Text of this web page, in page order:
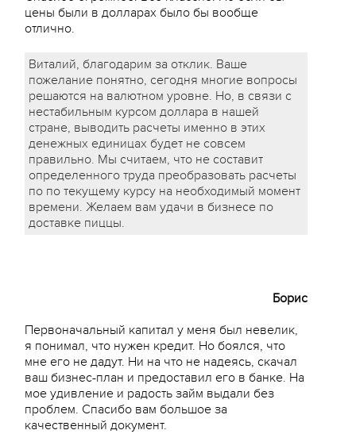
цены были в долларах было бы вообще
отлично.
Виталий, благодарим за отклик. Ваше
пожелание понятно, сегодня многие вопросы
решаются на валютном уровне. Но, в связи с
нестабильным курсом доллара в нашей
стране, выводить расчеты именно в этих
денежных единицах будет не совсем
правильно. Мы считаем, что не составит
определенного труда преобразовать расчеты
по по текущему курсу на необходимый момент
времени. Желаем вам удачи в бизнесе по
доставке пиццы.
Борис
Первоначальный капитал у меня был невелик,
я понимал, что нужен кредит. Но боялся, что
мне его не дадут. Ни на что не надеясь, скачал
ваш бизнес-план и предоставил его в банке. На
мое удивление и радость займ выдали без
проблем. Спасибо вам большое за
качественный документ.